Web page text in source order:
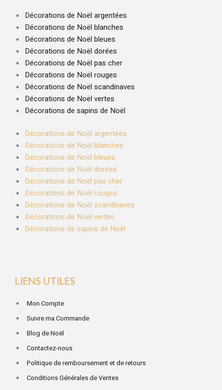
Décorations de Noël argentées
Décorations de Noël blanches
Décorations de Noël bleues
Décorations de Noël dorées
Décorations de Noël pas cher
Décorations de Noël rouges
Décorations de Noël scandinaves
Décorations de Noël vertes
Décorations de sapins de Noël
Décorations de Noël argentées
Décorations de Noël blanches
Décorations de Noël bleues
Décorations de Noël dorées
Décorations de Noël pas cher
Décorations de Noël rouges
Décorations de Noël scandinaves
Décorations de Noël vertes
Décorations de sapins de Noël
LIENS UTILES
Mon Compte
Suivre ma Commande
Blog de Noël
Contactez-nous
Politique de remboursement et de retours
Conditions Générales de Ventes